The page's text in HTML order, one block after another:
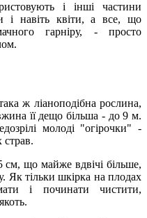
і інші частини
і навіть квіти, а все, що
гарніру, - просто
ж ліаноподібна рослина,
її дещо більша - до 9 м.
молоді "огірочки" -
страв.
що майже вдвічі більше,
Як тільки шкірка на плодах
і починати чистити,